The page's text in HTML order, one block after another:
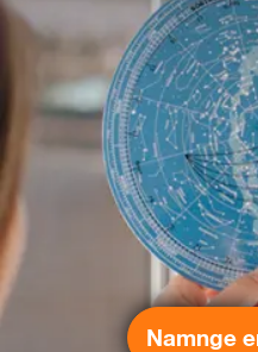
Namnge